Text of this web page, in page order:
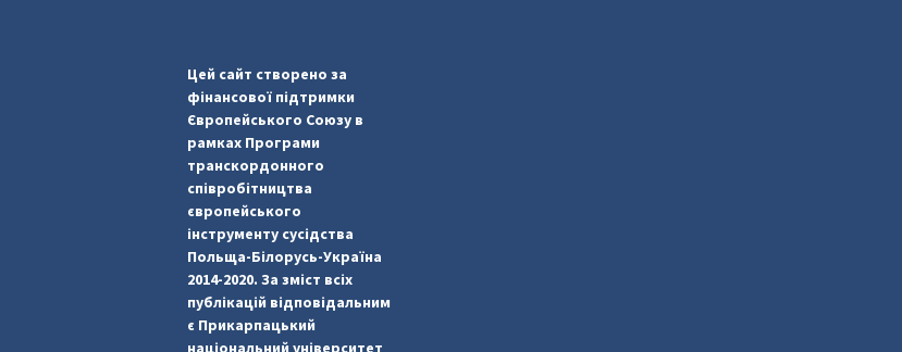
Цей сайт створено за
фінансової підтримки
Європейського Союзу в
рамках Програми
транскордонного
співробітництва
європейського
інструменту сусідства
Польща-Білорусь-Україна
2014-2020. За зміст всіх
публікацій відповідальним
є Прикарпацький
національний університет